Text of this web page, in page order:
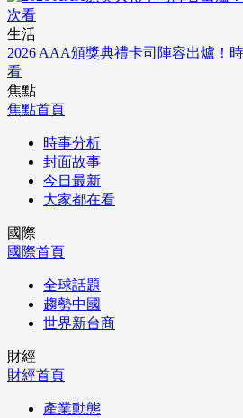
生活
2026 AAA頒獎典禮卡司陣容出爐！
看
焦點
焦點首頁
時事分析
封面故事
今日最新
大家都在看
國際
國際首頁
全球話題
趨勢中國
世界新台商
財經
財經首頁
產業動態